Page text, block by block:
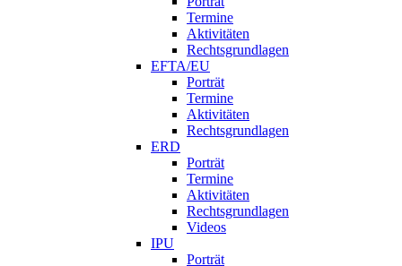
Termine
Aktivitäten
Rechtsgrundlagen
EFTA/EU
Porträt
Termine
Aktivitäten
Rechtsgrundlagen
ERD
Porträt
Termine
Aktivitäten
Rechtsgrundlagen
Videos
IPU
Porträt